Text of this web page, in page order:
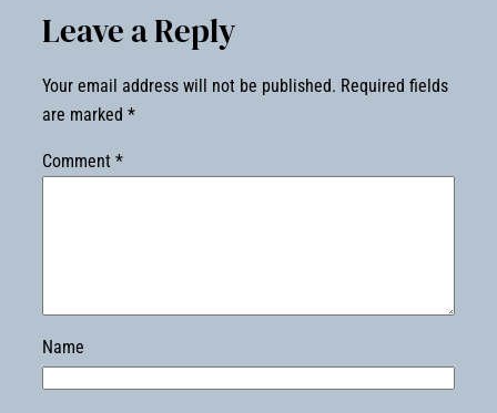
Leave a Reply
Your email address will not be published. Required fields
are marked *
Comment *
Name